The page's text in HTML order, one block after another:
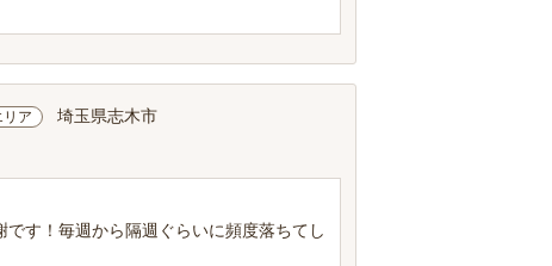
リア 埼玉県志木市
す！毎週から隔週ぐらいに頻度落ちてし